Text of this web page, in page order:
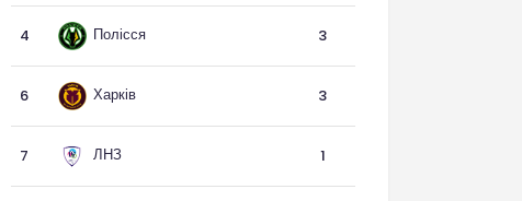
4 Полісся 3
6 Харків 3
7 ЛНЗ 1